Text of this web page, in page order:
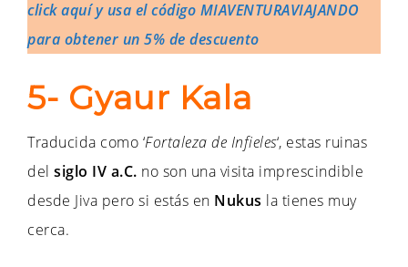
click aquí y usa el código MIAVENTURAVIAJANDO
para obtener un 5% de descuento
5- Gyaur Kala
Traducida como ‘Fortaleza de Infieles‘, estas ruinas
del siglo IV a.C. no son una visita imprescindible
desde Jiva pero si estás en Nukus la tienes muy
cerca.